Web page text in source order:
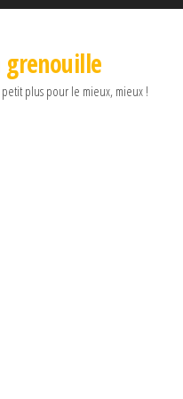
grenouille
plus pour le mieux, mieux !